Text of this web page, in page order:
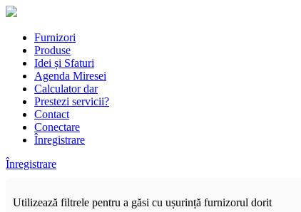
Furnizori
Produse
Idei și Sfaturi
Agenda Miresei
Calculator dar
Prestezi servicii?
Contact
Conectare
Înregistrare
Înregistrare
Utilizează filtrele pentru a găsi cu ușurință furnizorul dorit